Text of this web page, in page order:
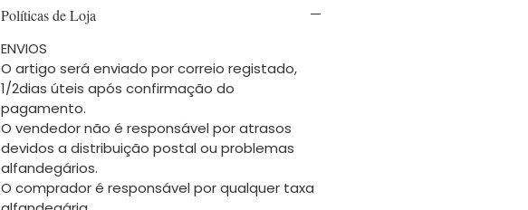
Políticas de Loja
ENVIOS
O artigo será enviado por correio registado,
1/2dias úteis após confirmação do
pagamento.
O vendedor não é responsável por atrasos
devidos a distribuição postal ou problemas
alfandegários.
O comprador é responsável por qualquer taxa